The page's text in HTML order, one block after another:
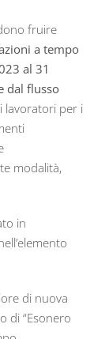
fruire
a tempo
al 31
dal flusso
lavoratori per i
modalità,
in
di nuova
di “Esonero